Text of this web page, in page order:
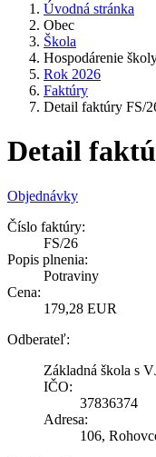
Úvodná stránka
Obec
Škola
Hospodárenie
Rok 2026
Faktúry
Detail faktúry FS/
Detail
Objednávky
Číslo faktúry:
FS/26
Popis plnenia:
Potraviny
Cena:
179,28 EUR
Odberateľ:
Základná škola s
IČO:
37836374
Adresa:
106,